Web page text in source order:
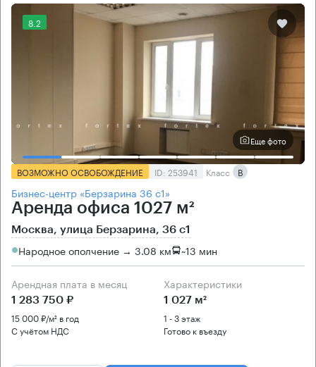
8.2
Еще фото
ВОЗМОЖНО ОСВОБОЖДЕНИЕ ID: 253941 Класс B
Бизнес-центр «Берзарина 36 с1»
Аренда офиса 1027 м²
Москва, улица Берзарина, 36 с1
Народное ополчение → 3.08 км ~13 мин
Арендная плата в месяц
1 283 750 ₽
15 000 ₽/м² в год
С учётом НДС
Характеристики
1 027 м²
1 - 3 этаж
Готово к въезду